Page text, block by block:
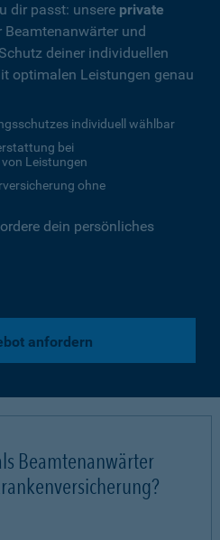
dir passt: unsere private
Beamtenanwärter und
deiner individuellen
optimalen Leistungen genau
individuell wählbar
bei
Leistungen
ohne
dein persönliches
anfordern
Beamtenanwärter